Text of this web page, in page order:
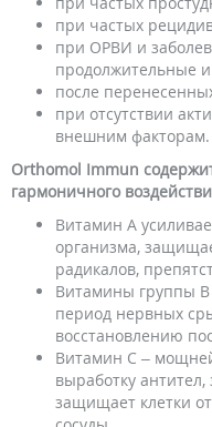
при частых
при ОРВИ и
продолжительные
после
при отсутствии
внешним факторам.
Orthomol Immun
гармоничного
Витамин А
организма,
радикалов,
Витамины группы
период нервных
восстановлению
Витамин С –
выработку
защищает клетки